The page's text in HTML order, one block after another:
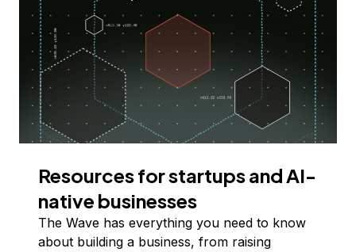
Resources for startups and AI-
native businesses
The Wave has everything you need to know
about building a business, from raising